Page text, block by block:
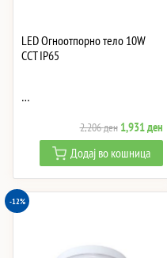
LED Огноотпорно тело 10W
CCT IP65
…
2,206ден Original
price
was:
2,206 ден.
1,931ден
is:
Додај во кошница
-12%